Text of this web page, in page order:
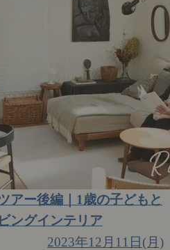
アー後編｜1歳の子どもと
ングインテリア
2023年12月11日(月)